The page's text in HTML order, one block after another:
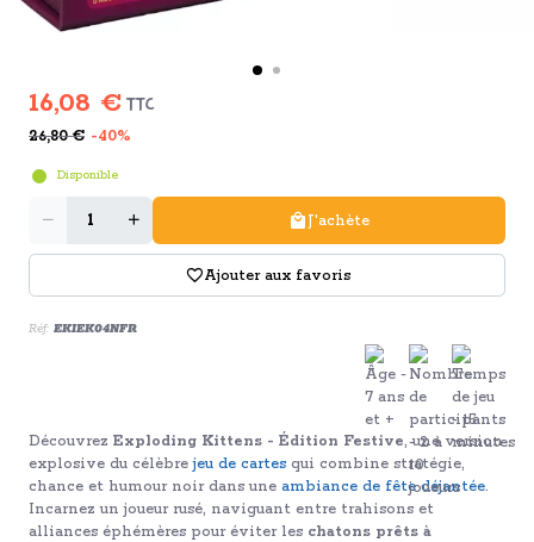
16,08 € TTC
26,80 € -40%
Disponible
Quantité J'achète
Ajouter aux favoris
Réf: EKIEK04NFR
Découvrez Exploding Kittens - Édition Festive, une version
explosive du célèbrejeu de cartes qui combine stratégie,
chance et humour noir dans une ambiance de fête déjantée.
Incarnez un joueur rusé, naviguant entre trahisons et
alliances éphémères pour éviter les chatons prêts à